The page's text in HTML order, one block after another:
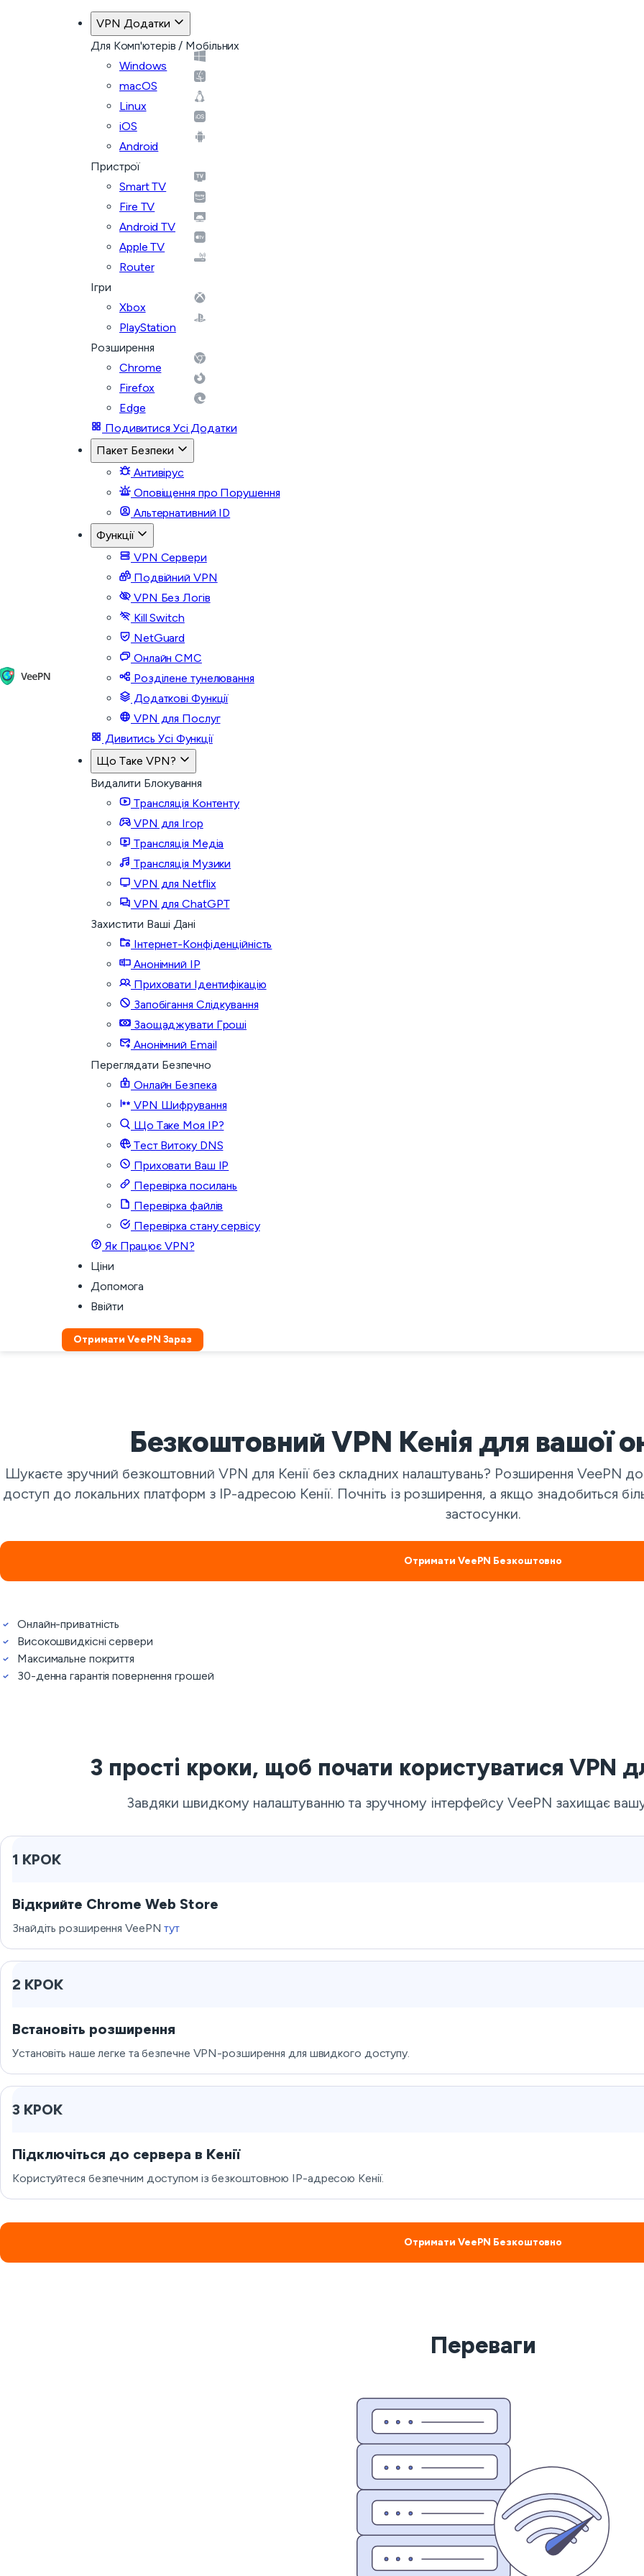
VPN Додатки
Для Комп'ютерів / Мобільних
Windows
macOS
Linux
iOS
Android
Пристрої
Smart TV
Fire TV
Android TV
Apple TV
Router
Ігри
Xbox
PlayStation
Розширення
Chrome
Firefox
Edge
Подивитися Усі Додатки
Пакет Безпеки
Антивірус
Оповіщення про Порушення
Альтернативний ID
Функції
VPN Сервери
Подвійний VPN
VPN Без Логів
Kill Switch
NetGuard
Онлайн СМС
Розділене тунелювання
Додаткові Функції
VPN для Послуг
Дивитись Усі Функції
Що Таке VPN?
Видалити Блокування
Трансляція Контенту
VPN для Ігор
Трансляція Медіа
Трансляція Музики
VPN для Netflix
VPN для ChatGPT
Захистити Ваші Дані
Інтернет-Конфіденційність
Анонімний IP
Приховати Ідентифікацію
Запобігання Слідкування
Заощаджувати Гроші
Анонімний Email
Переглядати Безпечно
Онлайн Безпека
VPN Шифрування
Що Таке Моя IP?
Тест Витоку DNS
Приховати Ваш IP
Перевірка посилань
Перевірка файлів
Перевірка стану сервісу
Як Працює VPN?
Ціни
Допомога
Ввійти
Отримати VeePN Зараз
Безкоштовний VPN Кенія для вашої
Шукаєте зручний безкоштовний VPN для Кенії без складних налаштувань? Розширення VeePN
доступ до локальних платформ з IP-адресою Кенії. Почніть із розширення, а якщо знадобиться
застосунки.
Отримати VeePN Безкоштовно
Онлайн-приватність
Високошвидкісні сервери
Максимальне покриття
30-денна гарантія повернення грошей
3 прості кроки, щоб почати користуватися VPN
Завдяки швидкому налаштуванню та зручному інтерфейсу VeePN захищає вашу
1 КРОК
Відкрийте Chrome Web Store
Знайдіть розширення VeePNтут
2 КРОК
Встановіть розширення
Установіть наше легке та безпечне VPN-розширення для швидкого доступу.
3 КРОК
Підключіться до сервера в Кенії
Користуйтеся безпечним доступом із безкоштовною IP-адресою Кенії.
Отримати VeePN Безкоштовно
Переваги